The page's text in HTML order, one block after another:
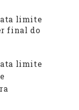
limite
final do
limite